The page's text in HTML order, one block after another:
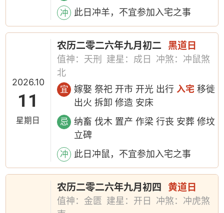
冲 此日冲羊，不宜参加入宅之事
2026.10
11
星期日
农历二零二六年九月初二 黑道日
值神：天刑 建星：成日
冲煞：冲鼠煞
北
宜 嫁娶 祭祀 开市 开光 出行入宅 移徙
出火 拆卸 修造 安床
忌
纳畜 伐木 置产 作梁 行丧 安葬 修坟
立碑
冲 此日冲鼠，不宜参加入宅之事
农历二零二六年九月初四 黄道日
值神：金匮 建星：开日
冲煞：冲虎煞